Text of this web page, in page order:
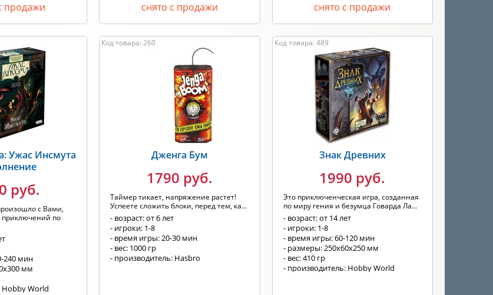
продажи снято с продажи снято с продажи
Ужас Инсмута
руб.
с Вами,
приключений по
240 мин
мм
Hobby World
Код товара: 260
Дженга Бум
1790 руб.
Таймер тикает, напряжение растет!
Успеете сложить блоки, перед тем, ка...
- возраст: от 6 лет
- игроки: 1-8
- время игры: 20-30 мин
- вес: 1000 гр
- производитель: Hasbro
Код товара: 489
Знак Древних
1990 руб.
Это приключенческая игра, созданная
по миру гения и безумца Говарда Ла...
- возраст: от 14 лет
- игроки: 1-8
- время игры: 60-120 мин
- размеры: 250х60х250 мм
- вес: 410 гр
- производитель: Hobby World